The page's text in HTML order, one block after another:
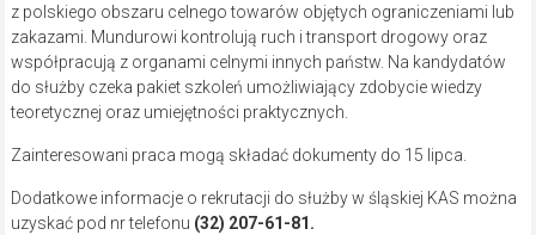
z polskiego obszaru celnego towarów objętych ograniczeniami lub
zakazami. Mundurowi kontrolują ruch i transport drogowy oraz
współpracują z organami celnymi innych państw. Na kandydatów
do służby czeka pakiet szkoleń umożliwiający zdobycie wiedzy
teoretycznej oraz umiejętności praktycznych.
Zainteresowani praca mogą składać dokumenty do 15 lipca.
Dodatkowe informacje o rekrutacji do służby w śląskiej KAS można
uzyskać pod nr telefonu (32) 207-61-81.